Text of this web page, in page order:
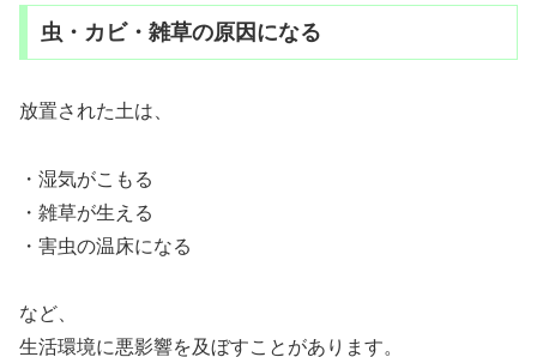
虫・カビ・雑草の原因になる
放置された土は、
・湿気がこもる
・雑草が生える
・害虫の温床になる
など、
生活環境に悪影響を及ぼすことがあります。